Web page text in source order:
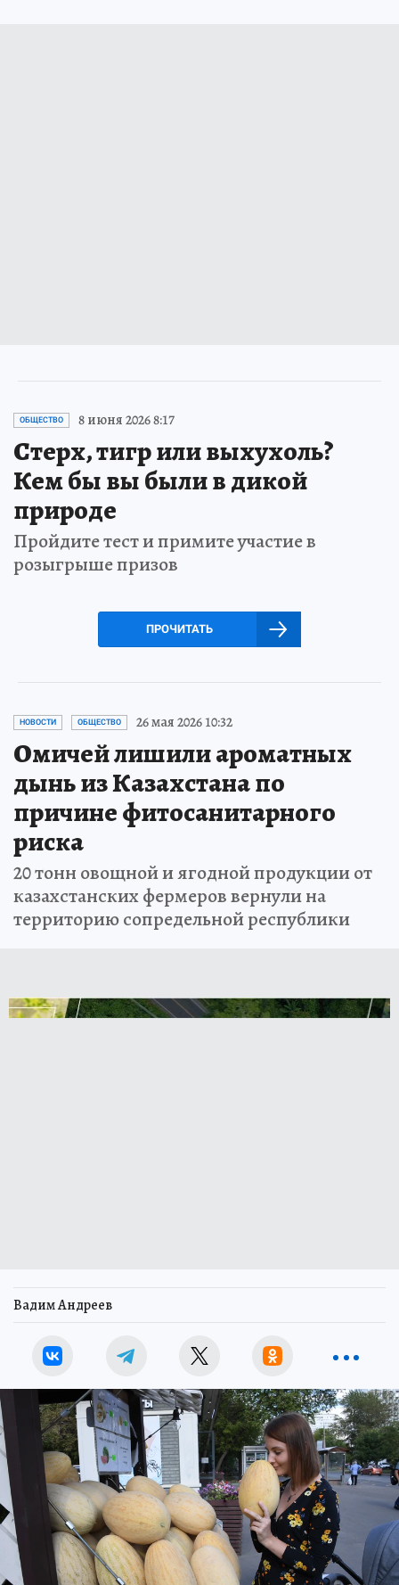
ОБЩЕСТВО 8 июня 2026 8:17
Стерх, тигр или выхухоль?
Кем бы вы были в дикой
природе
Пройдите тест и примите участие в
розыгрыше призов
ПРОЧИТАТЬ
НОВОСТИ ОБЩЕСТВО 26 мая 2026 10:32
Омичей лишили ароматных
дынь из Казахстана по
причине фитосанитарного
риска
20 тонн овощной и ягодной продукции от
казахстанских фермеров вернули на
территорию сопредельной республики
Вадим Андреев